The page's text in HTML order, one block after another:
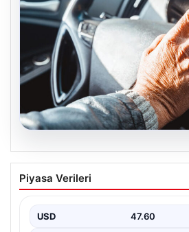
Emekliye ÖTV’siz araç
yasa çıkacak mı?
Piyasa Verileri
USD 47.60